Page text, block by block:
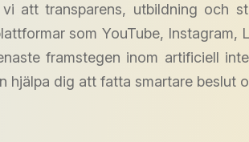
att transparens, utbildning och
som YouTube,
framstegen inom artificiell
dig att fatta smartare beslut